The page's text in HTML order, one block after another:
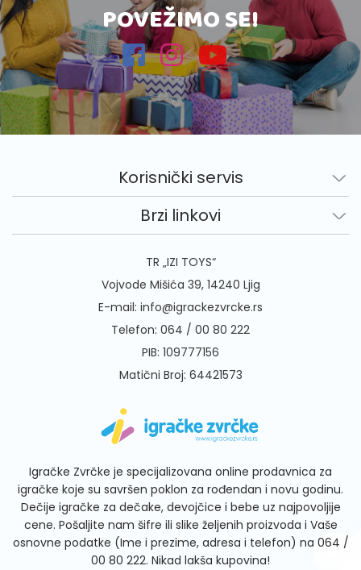
POVEŽIMO SE!
Korisnički servis
Brzi linkovi
TR „IZI TOYS“
Vojvode Mišića 39, 14240 Ljig
E-mail: info@igrackezvrcke.rs
Telefon: 064 / 00 80 222
PIB: 109777156
Matični Broj: 64421573
Igračke Zvrčke je specijalizovana online prodavnica za
igračke koje su savršen poklon za rođendan i novu godinu.
Dečije igračke za dečake, devojčice i bebe uz najpovoljije
cene. Pošaljite nam šifre ili slike željenih proizvoda i Vaše
osnovne podatke (Ime i prezime, adresa i telefon) na 064 /
00 80 222. Nikad lakša kupovina!